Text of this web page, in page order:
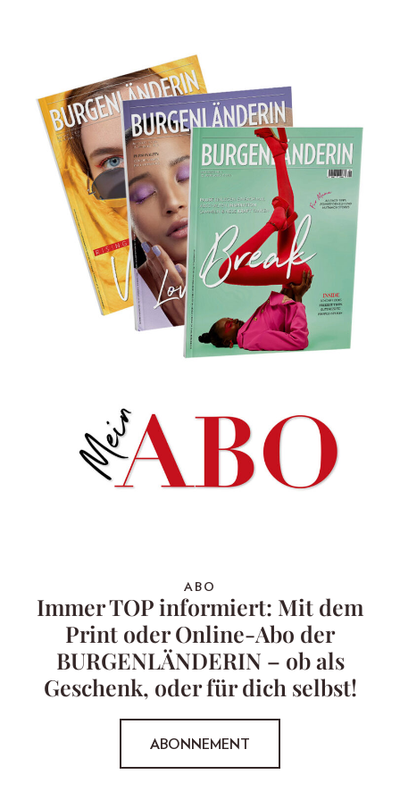
ABO
Immer TOP informiert: Mit dem
Print oder Online-Abo der
BURGENLÄNDERIN – ob als
Geschenk, oder für dich selbst!
ABONNEMENT